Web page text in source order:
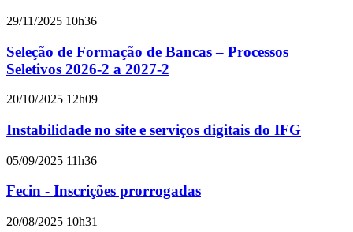
29/11/2025 10h36
Seleção de Formação de Bancas – Processos
Seletivos 2026-2 a 2027-2
20/10/2025 12h09
Instabilidade no site e serviços digitais do IFG
05/09/2025 11h36
Fecin - Inscrições prorrogadas
20/08/2025 10h31